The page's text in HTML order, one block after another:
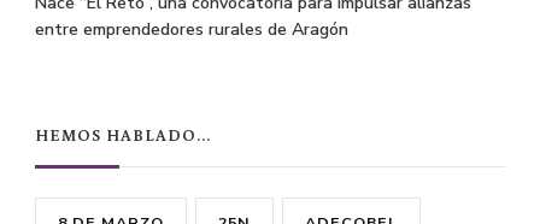
entre emprendedores rurales de Aragón
HEMOS HABLADO…